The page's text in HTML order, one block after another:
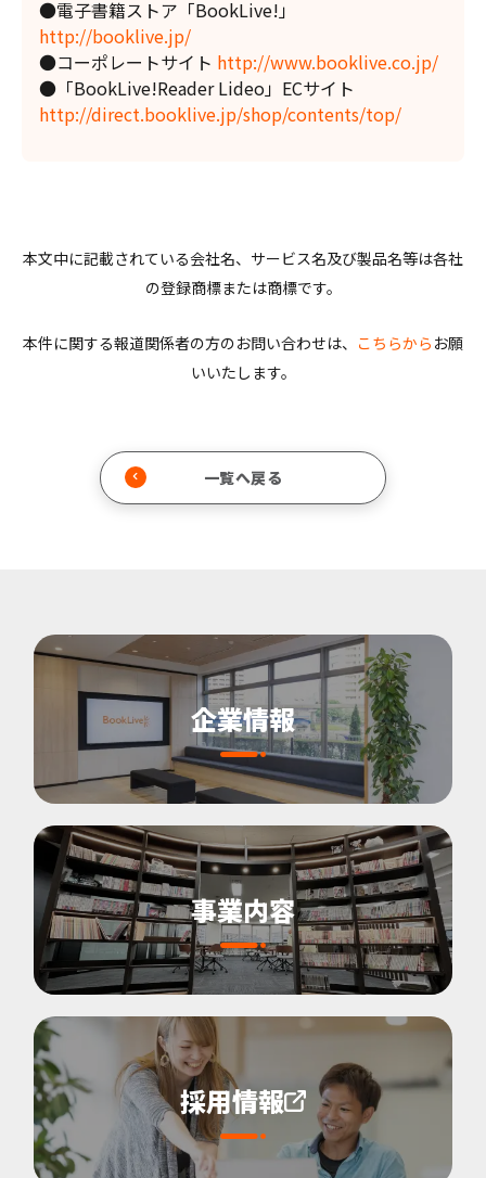
●電子書籍ストア「BookLive!」
http://booklive.jp/
●コーポレートサイト http://www.booklive.co.jp/
●「BookLive!Reader Lideo」ECサイト
http://direct.booklive.jp/shop/contents/top/
本文中に記載されている会社名、サービス名及び製品名等は各社
の登録商標または商標です。
本件に関する報道関係者の方のお問い合わせは、 こちらから お願
いいたします。
一覧へ戻る
企業情報
事業内容
採用情報